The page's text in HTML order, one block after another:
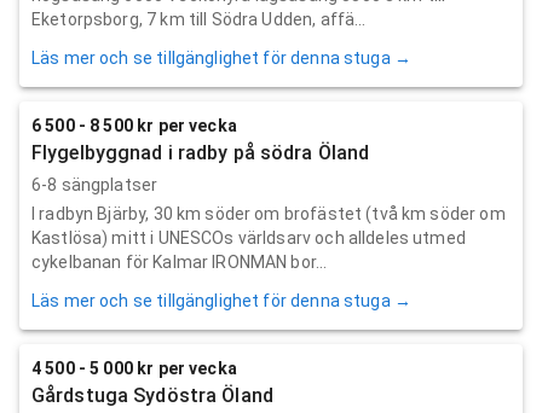
Eketorpsborg, 7 km till Södra Udden, affä...
Läs mer och se tillgänglighet för denna stuga →
6 500 - 8 500 kr per vecka
Flygelbyggnad i radby på södra Öland
6-8 sängplatser
I radbyn Bjärby, 30 km söder om brofästet (två km söder om
Kastlösa) mitt i UNESCOs världsarv och alldeles utmed
cykelbanan för Kalmar IRONMAN bor...
Läs mer och se tillgänglighet för denna stuga →
4 500 - 5 000 kr per vecka
Gårdstuga Sydöstra Öland